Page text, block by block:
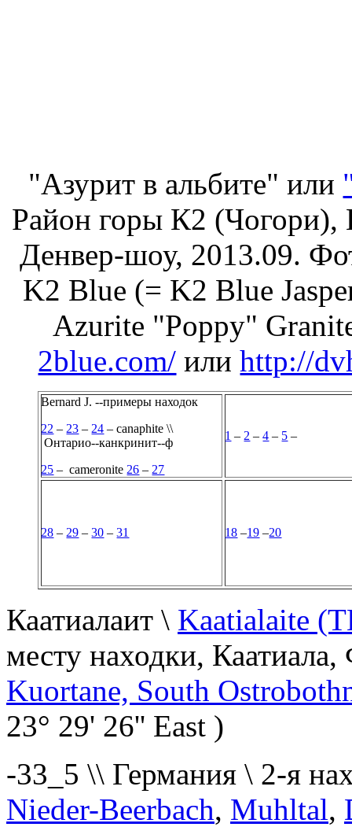
"Азурит в альбите" или
Район горы К2
Денвер-шоу, 2013.09.
K2 Blue (= K2 Blue
Azurite "Poppy"
2blue.com/ илиhttp://
Bernard J. --примеры находок
22 – 23 – 24 – canaphite \\
Онтарио--канкринит--ф
25 – cameronite 26 – 27
1 – 2 –4 – 5 –
28 – 29 –30 –31 18 –19 –20
Каатиалаит \ Kaatialaite
месту находки,
Kuortane, South
23° 29' 26'' East )
-33_5 \\ Германия \ 2-я
Nieder-Beerbach, Muhltal,